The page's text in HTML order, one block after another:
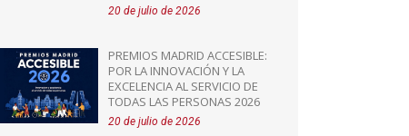
20 de julio de 2026
PREMIOS MADRID ACCESIBLE:
POR LA INNOVACIÓN Y LA
EXCELENCIA AL SERVICIO DE
TODAS LAS PERSONAS 2026
20 de julio de 2026